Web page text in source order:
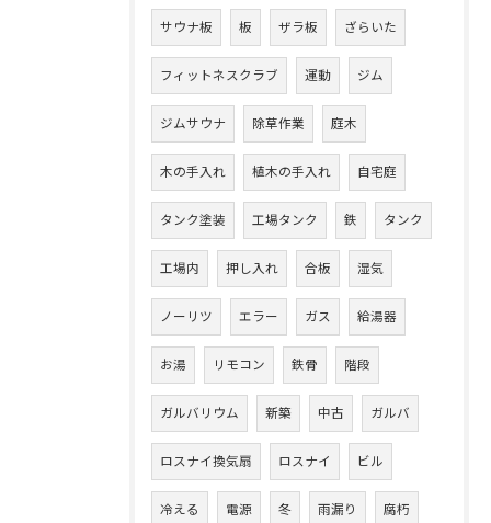
サウナ板 板 ザラ板 ざらいた
フィットネスクラブ 運動 ジム
ジムサウナ 除草作業 庭木
木の手入れ 植木の手入れ 自宅庭
タンク塗装 工場タンク 鉄 タンク
工場内 押し入れ 合板 湿気
ノーリツ エラー ガス 給湯器
お湯 リモコン 鉄骨 階段
ガルバリウム 新築 中古 ガルバ
ロスナイ換気扇 ロスナイ ビル
冷える 電源 冬 雨漏り 腐朽